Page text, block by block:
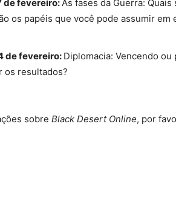
de fevereiro:As fases da Guerra:
os papéis que você pode assumir em
de fevereiro: Diplomacia: Vencendo
os resultados?
sobre Black Desert Online, por